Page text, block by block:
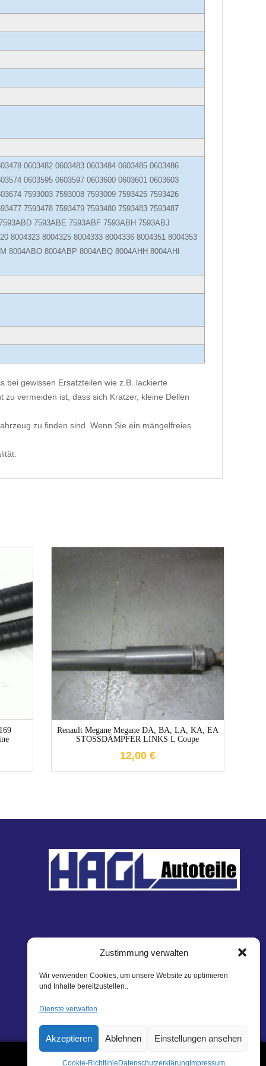
Zustimmung verwalten
Wir verwenden Cookies, um unsere Website zu optimieren
und Inhalte bereitzustellen..
Dienste verwalten
Akzeptieren Ablehnen Einstellungen ansehen
Cookie-Richtlinie Datenschutzerklärung Impressum
0603482 0603483 0603484 0603485 0603486
0603595 0603597 0603600 0603601 0603603
7593003 7593008 7593009 7593425 7593426
7593478 7593479 7593480 7593483 7593487
7593ABE 7593ABF 7593ABH 7593ABJ
8004323 8004325 8004333 8004336 8004351 8004353
8004ABO 8004ABP 8004ABQ 8004AHH 8004AHI
bei gewissen Ersatzteilen wie z.B. lackierte
vermeiden ist, dass sich Kratzer, kleine Dellen
zu finden sind. Wenn Sie ein mängelfreies
Renault Megane Megane DA, BA, LA, KA, EA
STOSSDÄMPFER LINKS L Coupe
12,00 €
1-3 Werktage